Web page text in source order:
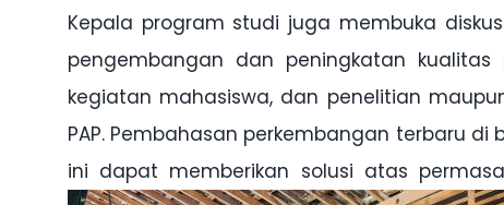
Kepala program studi juga membuka
pengembangan dan peningkatan
kegiatan mahasiswa, dan penelitian
PAP. Pembahasan perkembangan terbaru
ini dapat memberikan solusi atas